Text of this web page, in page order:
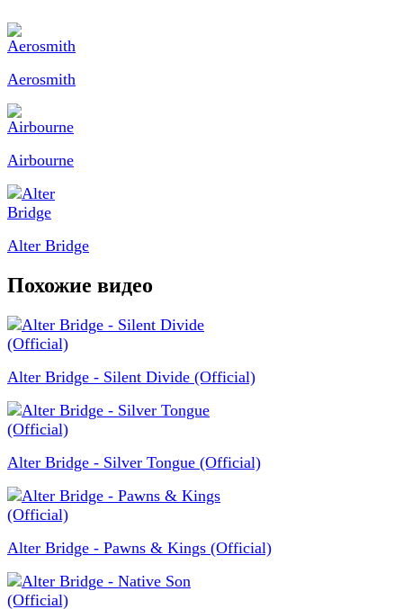
Aerosmith
Airbourne
Alter Bridge
Похожие видео
Alter Bridge - Silent Divide (Official)
Alter Bridge - Silver Tongue (Official)
Alter Bridge - Pawns & Kings (Official)